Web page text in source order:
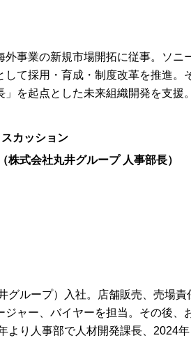
外事業の新規市場開拓に従事。ソ
して採用・育成・制度改革を推進
を起点とした未来組織開発を支援。
カッション
式会社丸井グループ 人事部長）
グループ）入社。店舗販売、売場
ャー、バイヤーを担当。その後、
より人事部で人材開発課長、 2024